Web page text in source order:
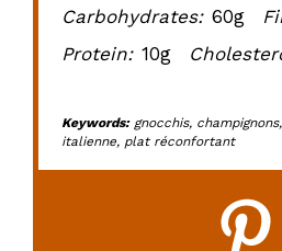
Carbohydrates: 60g
Protein: 10g
Keywords:gnocchis,
italienne, plat réconfortant